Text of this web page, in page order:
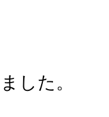
した。